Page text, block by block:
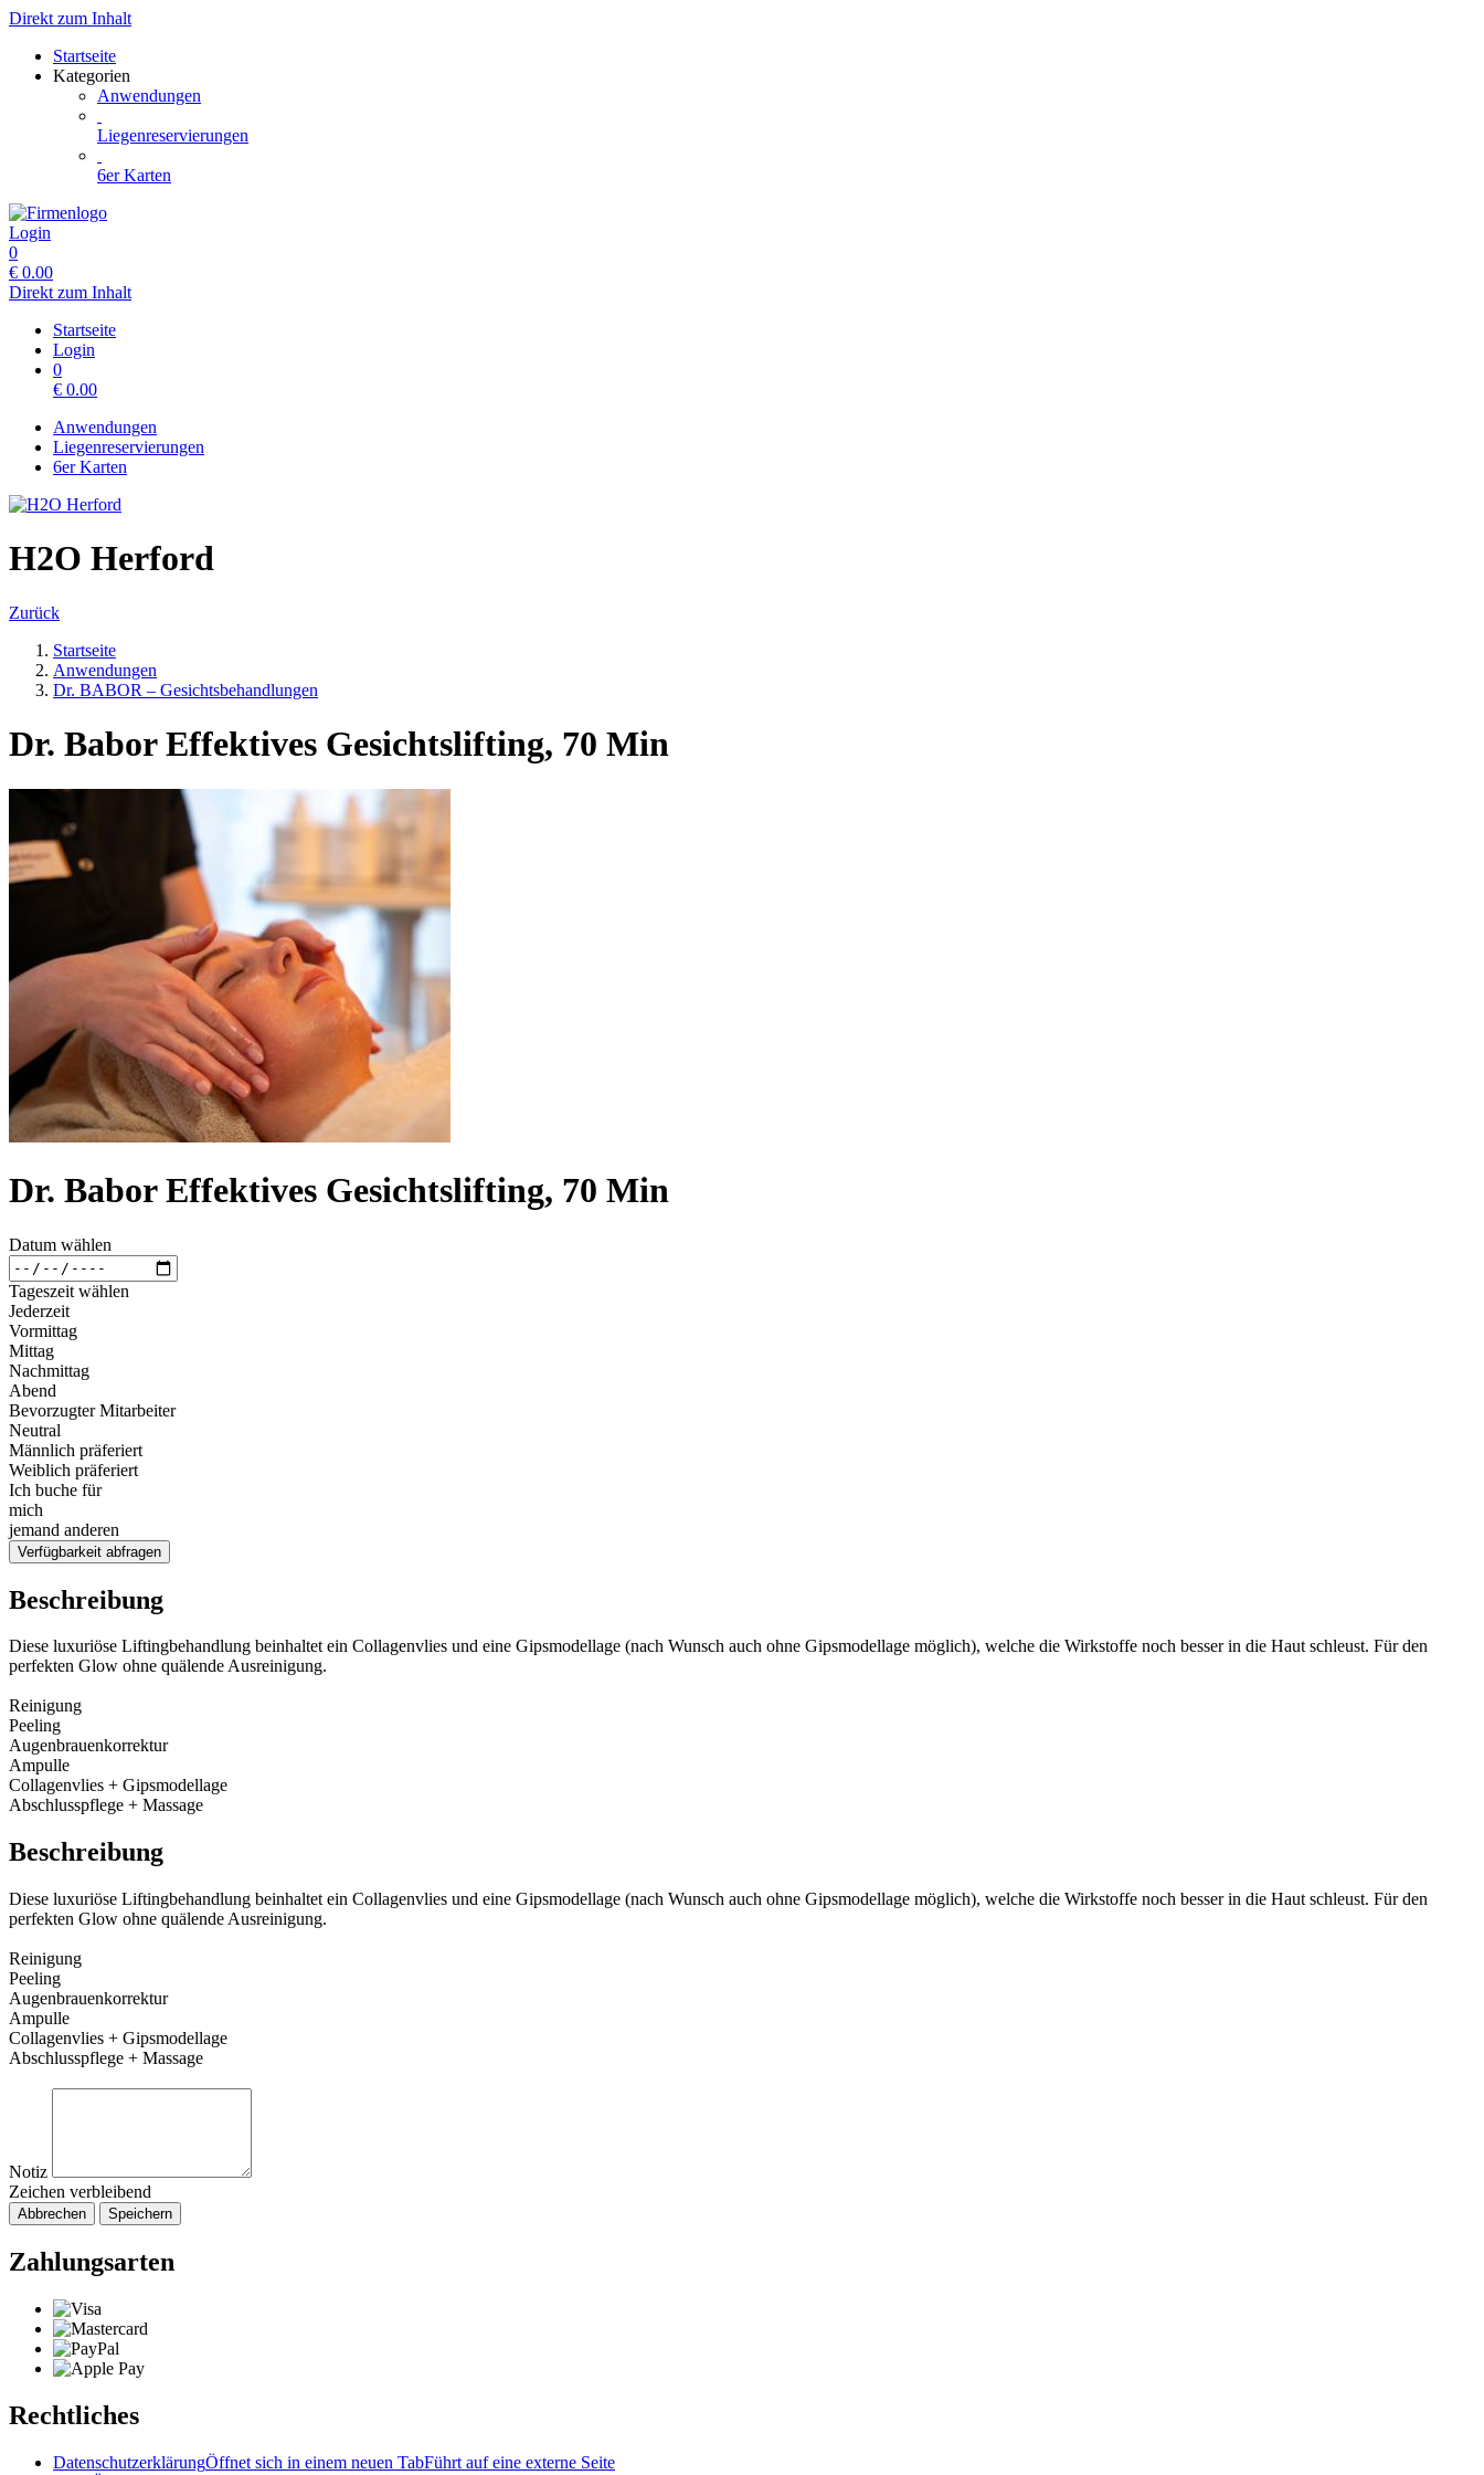
Direkt zum Inhalt
Startseite
Kategorien
Anwendungen
Liegenreservierungen
6er Karten
Login
0
€ 0.00
Direkt zum Inhalt
Startseite
Login
0
€ 0.00
Anwendungen
Liegenreservierungen
6er Karten
H2O Herford
Zurück
Startseite
Anwendungen
Dr. BABOR – Gesichtsbehandlungen
Dr. Babor Effektives Gesichtslifting, 70 Min
Dr. Babor Effektives Gesichtslifting, 70 Min
Datum wählen
Tageszeit wählen
Jederzeit
Vormittag
Mittag
Nachmittag
Abend
Bevorzugter Mitarbeiter
Neutral
Männlich präferiert
Weiblich präferiert
Ich buche für
mich
jemand anderen
Verfügbarkeit abfragen
Beschreibung
Diese luxuriöse Liftingbehandlung beinhaltet ein Collagenvlies und eine Gipsmodellage (nach Wunsch auch ohne Gipsmodellage möglich), welche die Wirkstoffe noch besser in die Haut schleust. Für den
perfekten Glow ohne quälende Ausreinigung.
Reinigung
Peeling
Augenbrauenkorrektur
Ampulle
Collagenvlies + Gipsmodellage
Abschlusspflege + Massage
Beschreibung
Diese luxuriöse Liftingbehandlung beinhaltet ein Collagenvlies und eine Gipsmodellage (nach Wunsch auch ohne Gipsmodellage möglich), welche die Wirkstoffe noch besser in die Haut schleust. Für den
perfekten Glow ohne quälende Ausreinigung.
Reinigung
Peeling
Augenbrauenkorrektur
Ampulle
Collagenvlies + Gipsmodellage
Abschlusspflege + Massage
Notiz
Zeichen verbleibend
Abbrechen Speichern
Zahlungsarten
Rechtliches
DatenschutzerklärungÖffnet sich in einem neuen TabFührt auf eine externe Seite